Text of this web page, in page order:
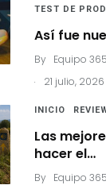
TEST DE
Así fue
By Equipo
.
21 julio, 2026
INICIO
Las
hacer el…
By Equipo